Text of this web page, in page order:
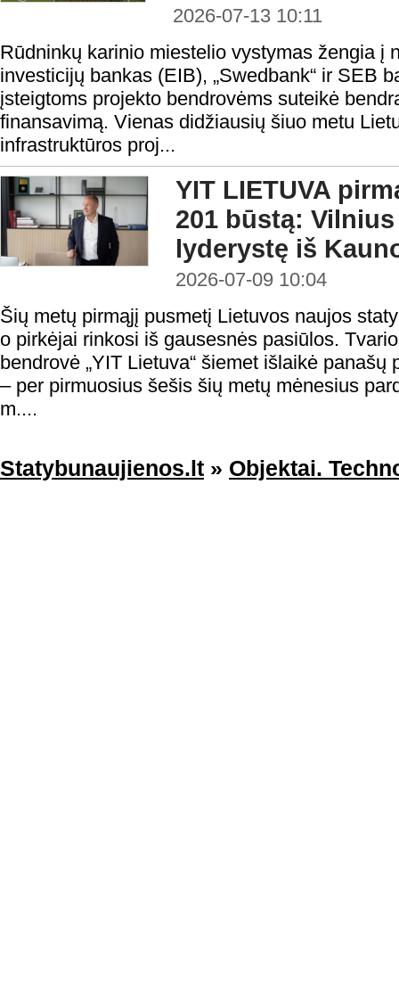
2026-07-13 10:11
Rūdninkų karinio miestelio vystymas žengia į
investicijų bankas (EIB), „Swedbank“ ir SEB
įsteigtoms projekto bendrovėms suteikė
finansavimą. Vienas didžiausių šiuo metu
infrastruktūros proj...
YIT LIETUVA
201 būstą:
lyderystę iš
2026-07-09 10:04
Šių metų pirmąjį pusmetį Lietuvos naujos
o pirkėjai rinkosi iš gausesnės pasiūlos.
bendrovė „YIT Lietuva“ šiemet išlaikė
– per pirmuosius šešis šių metų mėnesius
m....
Statybunaujienos.lt » Objektai.